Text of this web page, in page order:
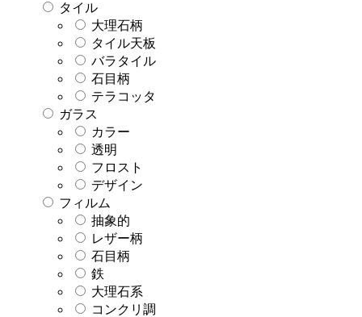
タイル
大理石柄
タイル天板
バラタイル
石目柄
テラコッタ
ガラス
カラー
透明
フロスト
デザイン
フィルム
抽象的
レザー柄
石目柄
鉄
大理石系
コンクリ調